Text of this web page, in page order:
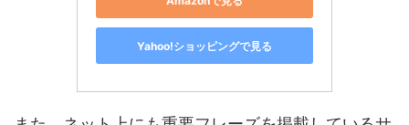
Yahoo!ショッピングで見る